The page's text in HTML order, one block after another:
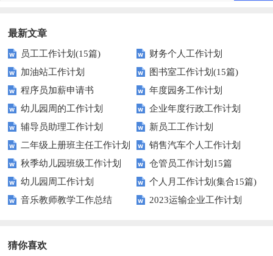
最新文章
员工工作计划(15篇)
财务个人工作计划
加油站工作计划
图书室工作计划(15篇)
程序员加薪申请书
年度园务工作计划
幼儿园周的工作计划
企业年度行政工作计划
辅导员助理工作计划
新员工工作计划
二年级上册班主任工作计划
销售汽车个人工作计划
秋季幼儿园班级工作计划
仓管员工作计划15篇
幼儿园周工作计划
个人月工作计划(集合15篇)
音乐教师教学工作总结
2023运输企业工作计划
猜你喜欢